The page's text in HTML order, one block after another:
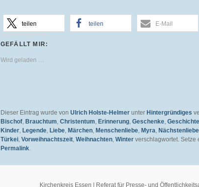
teilen teilen E-Mail
GEFÄLLT MIR:
Wird geladen …
Dieser Eintrag wurde von Ulrich Holste-Helmerunter Hintergründiges
Bischof, Brauchtum, Christentum, Erinnerung, Geschenke, Geschichte
Kinder, Legende, Liebe, Märchen, Menschenliebe, Myra, Nächstenliebe
Türkei, Vorweihnachtszeit, Weihnachten, Winterverschlagwortet. Setze
Permalink.
Kirchenkreis Essen | Referat für Presse- und